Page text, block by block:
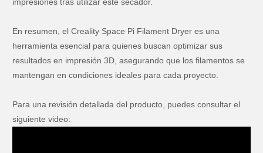
En resumen, el Creality Space Pi Filament Dryer es una
herramienta esencial para quienes buscan optimizar sus
resultados en impresión 3D, asegurando que los filamentos se
mantengan en condiciones ideales para cada proyecto.
Para una revisión detallada del producto, puedes consultar el
siguiente video: